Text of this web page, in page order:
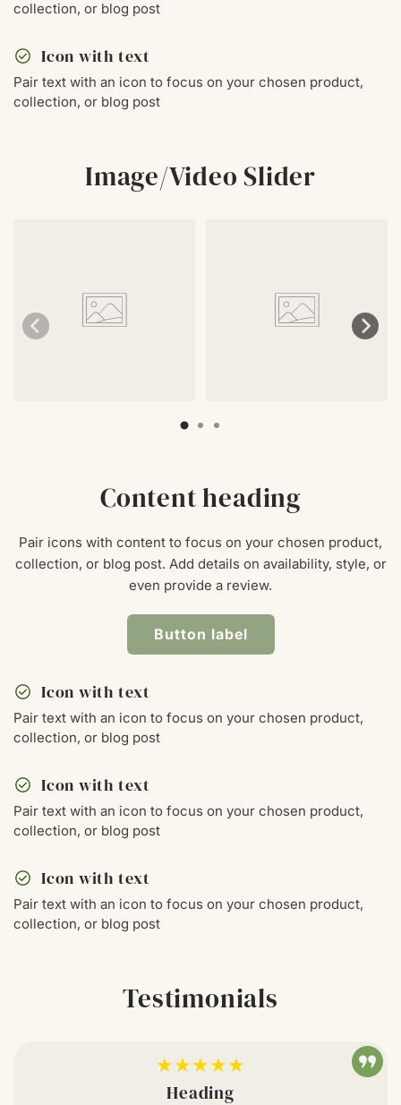
collection, or blog post
check_circle Icon with text
Pair text with an icon to focus on your chosen product,
collection, or blog post
Image/Video Slider
check_circle Icon with text
Pair text with an icon to focus on your chosen product,
collection, or blog post
check_circle Icon with text
Pair text with an icon to focus on your chosen product,
collection, or blog post
check_circle Icon with text
Pair text with an icon to focus on your chosen product,
collection, or blog post
Content heading
Pair icons with content to focus on your chosen product,
collection, or blog post. Add details on availability, style, or
even provide a review.
Button label
Testimonials
★★★★★
Heading